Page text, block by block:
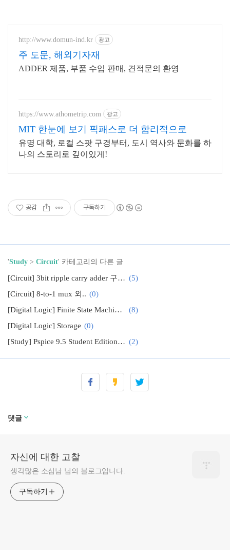
http://www.domun-ind.kr 광고
주 도문, 해외기자재
ADDER 제품, 부품 수입 판매, 견적문의 환영
https://www.athometrip.com 광고
MIT 한눈에 보기 픽패스로 더 합리적으로
유명 대학, 로컬 스팟 구경부터, 도시 역사와 문화를 하
나의 스토리로 깊이있게!
공감 구독하기
'Study > Circuit' 카테고리의 다른 글
[Circuit] 3bit ripple carry adder 구현하기 (5)
[Circuit] 8-to-1 mux 외.. (0)
[Digital Logic] Finite State Machine (FSM)
(8)
[Digital Logic] Storage (0)
[Study] Pspice 9.5 Student Edition을 통한 회로 분석 (2)
댓글
자신에 대한 고찰
생각많은 소심남 님의 블로그입니다.
구독하기